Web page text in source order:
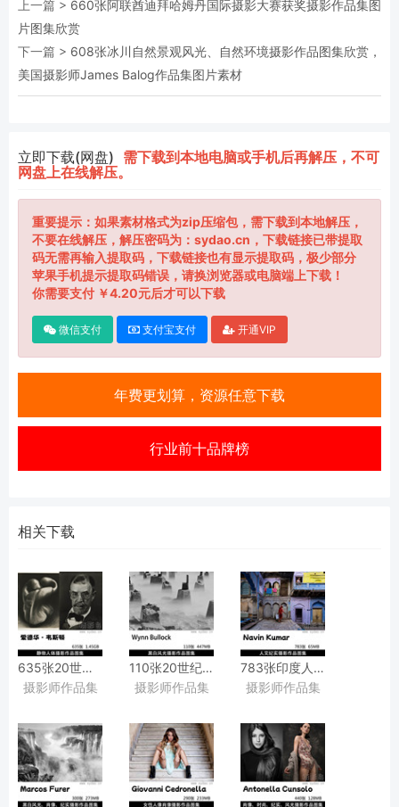
上一篇 > 660张阿联酋迪拜哈姆丹国际摄影大赛获奖摄影作品集图
片图集欣赏
下一篇 > 608张冰川自然景观风光、自然环境摄影作品图集欣赏，
美国摄影师James Balog作品集图片素材
立即下载(网盘) 需下载到本地电脑或手机后再解压，不可
网盘上在线解压。
重要提示：如果素材格式为zip压缩包，需下载到本地解压，
不要在线解压，解压密码为：sydao.cn，下载链接已带提取
码无需再输入提取码，下载链接也有显示提取码，极少部分
苹果手机提示提取码错误，请换浏览器或电脑端上下载！
你需要支付 ￥4.20元后才可以下载
微信支付 支付宝支付 开通VIP
年费更划算，资源任意下载
行业前十品牌榜
相关下载
635张20世纪美国现代摄影奠基人爱德华・
亨利・韦斯顿
Weston静物肖像人体艺术摄影作品图片
摄影师作品集
110张20世纪美国摄影大、
直摄主义代表温恩・
Bullock）
大画幅黑白风光摄影作品图集
摄影师作品集
783张印度人文纪实、
黑白风光摄影作品图集欣赏
Kuma作品集图片素材
摄影师作品集